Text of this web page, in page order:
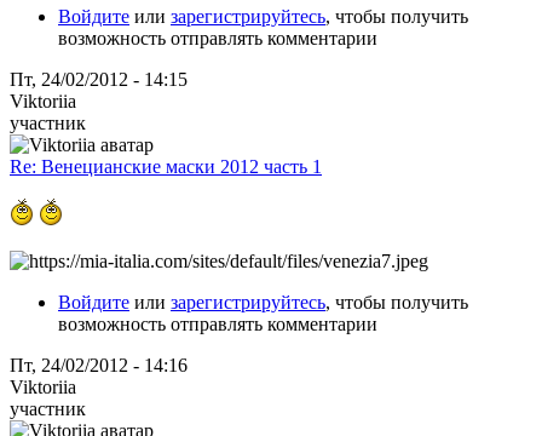
Войдите или зарегистрируйтесь, чтобы получить
возможность отправлять комментарии
Пт, 24/02/2012 - 14:15
Viktoriia
участник
Re: Венецианские маски 2012 часть 1
Войдите или зарегистрируйтесь, чтобы получить
возможность отправлять комментарии
Пт, 24/02/2012 - 14:16
Viktoriia
участник